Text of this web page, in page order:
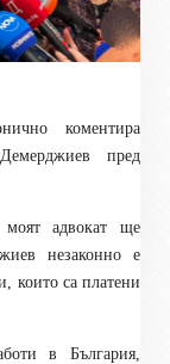
коментира
пред
адвокат ще
незаконно е
които са платени
в България,